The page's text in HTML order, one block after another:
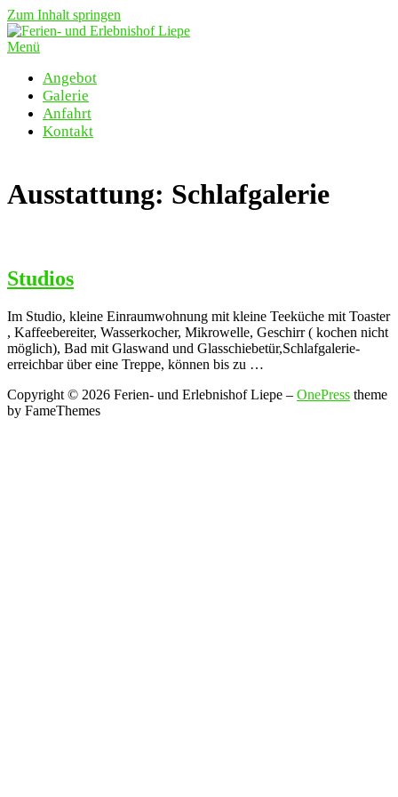
Zum Inhalt springen
Menü
Angebot
Galerie
Anfahrt
Kontakt
Ausstattung: Schlafgalerie
Studios
Im Studio, kleine Einraumwohnung mit kleine Teeküche mit Toaster
, Kaffeebereiter, Wasserkocher, Mikrowelle, Geschirr ( kochen nicht
möglich), Bad mit Glaswand und Glasschiebetür,Schlafgalerie-
erreichbar über eine Treppe, können bis zu …
Copyright © 2026 Ferien- und Erlebnishof Liepe – OnePress theme
by FameThemes